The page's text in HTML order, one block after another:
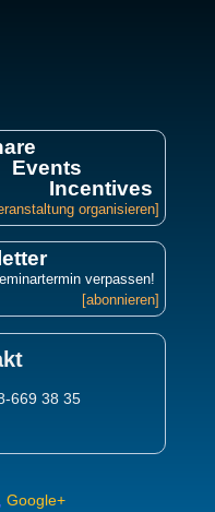
Events
Incentives
organisieren]
verpassen!
[abonnieren]
669 38 35
Google+